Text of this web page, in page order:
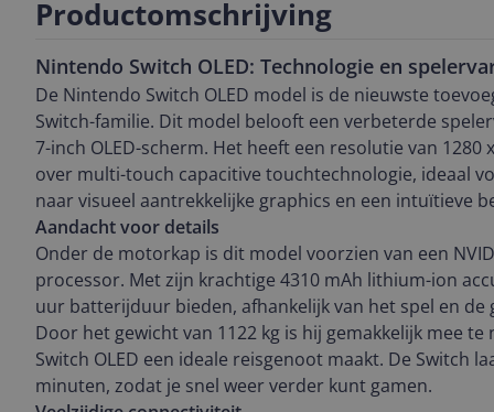
Productomschrijving
Nintendo Switch OLED: Technologie en
De Nintendo Switch OLED model is de nieuwste
Switch-familie. Dit model belooft een verbeterde
7-inch OLED-scherm. Het heeft een resolutie van 1280
over multi-touch capacitive touchtechnologie, ideaal
naar visueel aantrekkelijke graphics en een intuïtieve
Aandacht voor details
Onder de motorkap is dit model voorzien van een
processor. Met zijn krachtige 4310 mAh lithium-ion
uur batterijduur bieden, afhankelijk van het spel en
Door het gewicht van 1122 kg is hij gemakkelijk mee
Switch OLED een ideale reisgenoot maakt. De Switch
minuten, zodat je snel weer verder kunt gamen.